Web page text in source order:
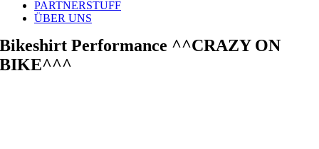
PARTNERSTUFF
ÜBER UNS
Bikeshirt Performance ^^CRAZY ON
BIKE^^^